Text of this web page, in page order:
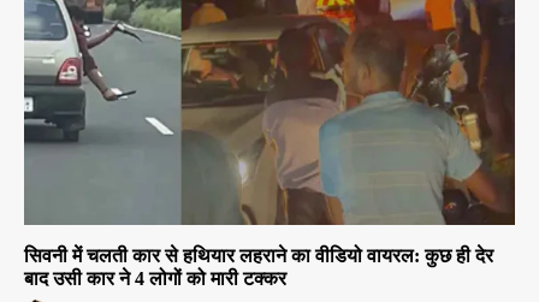
सिवनी में चलती कार से हथियार लहराने का वीडियो वायरल: कुछ ही देर
बाद उसी कार ने 4 लोगों को मारी टक्कर